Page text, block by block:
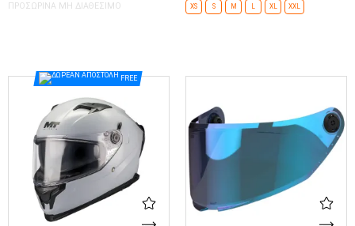
ΠΡΟΣΩΡΙΝΆ ΜΗ ΔΙΑΘΈΣΙΜΟ XS S M L XL XXL
FREE